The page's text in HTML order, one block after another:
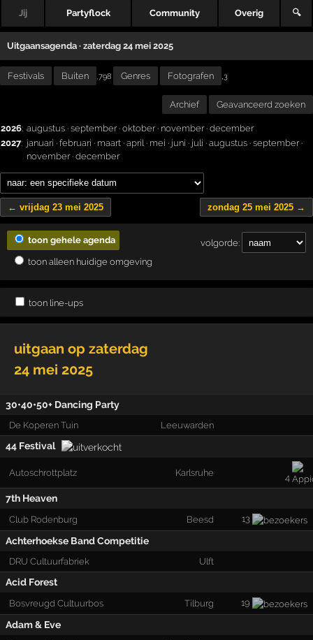
Jij Partyflock Community Overig 🔍
Uitgaansagenda · zaterdag 24 mei 2025
Festivals Buiten ,798 Genres Fotografen ,3
Archief Geavanceerd zoeken
2026: augustus · september· oktober· november· december
2027: januari · februari · maart · april· mei · juni · juli · augustus · september·
november· december
← vrijdag 23 mei 2025 zondag 25 mei 2025 →
volgorde:
toon gehele agenda
toon alleen huidige omgeving
toon line-ups
uitgaan op zaterdag
24 mei 2025
30•40•50+ Dancing Party
De Koperen Tuin Leeuwarden
44 Festival
Autoschrottplatz Karlsruhe 4
7th Heaven
Club Rodenburg Beesd 13
Achterhoekse Band Competitie
DRU Cultuurfabriek Ulft
Acid Forest
Bosvreugd Cultuurbos Tilburg 19
Adam & Eve